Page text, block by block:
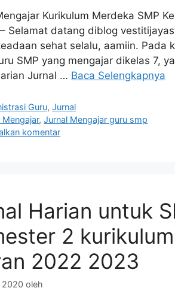
Kurikulum Merdeka SMP
Selamat datang diblog
sehat selalu, aamiin. Pada
SMP yang mengajar dikelas 7,
Jurnal … Baca Selengkapnya
Guru,Jurnal
Mengajar,Jurnal Mengajar guru smp
komentar
Harian untuk
2
2022 2023
2020 oleh